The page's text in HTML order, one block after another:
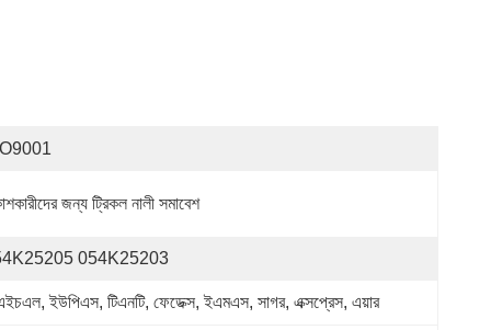
জন্য ট্রিকল নালী সমাবেশ
054K25203
ইউপিএস, টিএনটি, ফেডেক্স, ইএমএস, সাগর, এক্সপ্রেস, এয়ার